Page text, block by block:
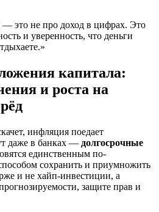
это не про доход в цифрах. Это
и уверенность, что деньги
капитала:
и роста на
инфляция поедает
даже в банках — долгосрочные
единственным по-
сохранить и приумножить
и не хайп-инвестиции, а
защите прав и